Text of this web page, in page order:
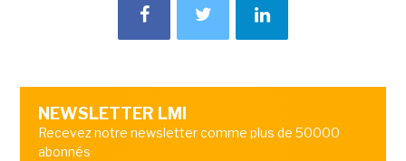
NEWSLETTER LMI
Recevez notre newsletter comme plus de 50000
abonnés